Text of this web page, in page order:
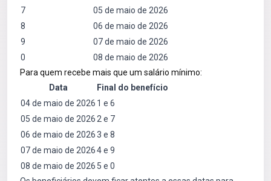
7
05 de maio de 2026
8
06 de maio de 2026
9
07 de maio de 2026
0
08 de maio de 2026
Para quem recebe mais que um salário mínimo:
Data
Final do benefício
04 de maio de 2026 1 e 6
05 de maio de 2026 2 e 7
06 de maio de 20263 e 8
07 de maio de 20264 e 9
08 de maio de 2026 5 e 0